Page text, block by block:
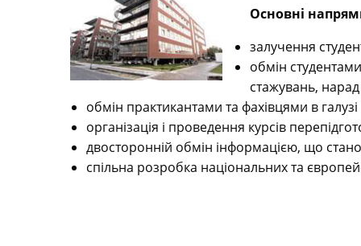
Основні
залучення
обмін
стажувань, нарад
обмін практикантами та фахівцями в
організація і проведення курсів
двосторонній обмін інформацією, що
спільна розробка національних та